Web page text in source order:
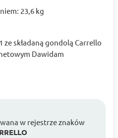
23,6 kg
składaną gondolą Carrello
Dawidam
w rejestrze znaków